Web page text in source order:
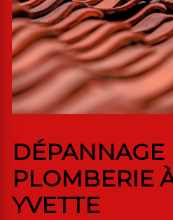
DÉPANNAGE
PLOMBERIE
YVETTE